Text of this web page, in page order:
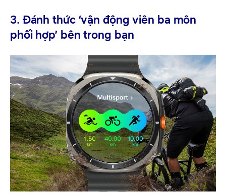
3. Đánh thức ‘vận động viên ba môn
phối hợp’ bên trong bạn